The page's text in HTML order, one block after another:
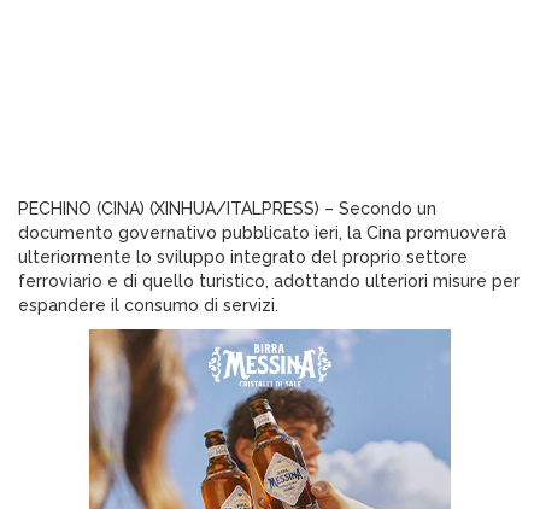
PECHINO (CINA) (XINHUA/ITALPRESS) – Secondo un
documento governativo pubblicato ieri, la Cina promuoverà
ulteriormente lo sviluppo integrato del proprio settore
ferroviario e di quello turistico, adottando ulteriori misure per
espandere il consumo di servizi.